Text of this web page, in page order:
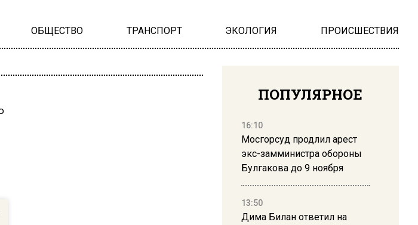
ОБЩЕСТВО ТРАНСПОРТ ЭКОЛОГИЯ ПРОИСШЕСТВИЯ
ПОПУЛЯРНОЕ
16:10
Мосгорсуд продлил арест
экс-замминистра обороны
Булгакова до 9 ноября
13:50
Дима Билан ответил на